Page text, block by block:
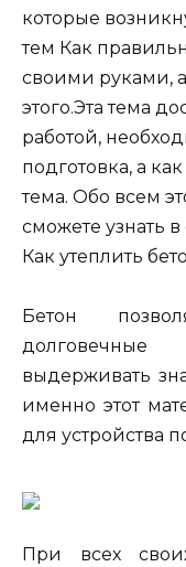
которые
тем Как
своими руками,
этого.Эта тема
работой,
подготовка, а
тема. Обо всем
сможете узнать в
Как утеплить
Бетон
выдерживать
именно этот
для устройства
При всех